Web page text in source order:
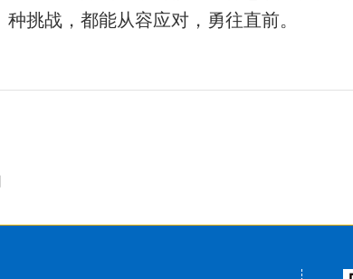
种挑战，都能从容应对，勇往直前。